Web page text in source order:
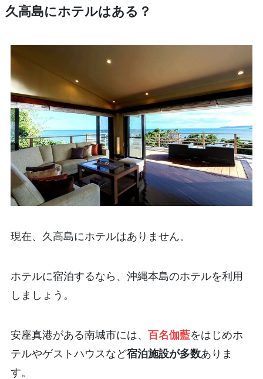
久高島にホテルはある？
現在、久高島にホテルはありません。
ホテルに宿泊するなら、沖縄本島のホテルを利用
しましょう。
安座真港がある南城市には、 百名伽藍をはじめホ
テルやゲストハウスなど宿泊施設が多数ありま
す。